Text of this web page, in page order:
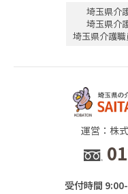
埼玉県介
埼玉県介
埼玉県介護
運営：株
受付時間